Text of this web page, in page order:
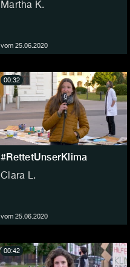
Martha K.
vom 25.06.2020
#RettetUnserKlima
Clara L.
vom 25.06.2020
00:32
00:42